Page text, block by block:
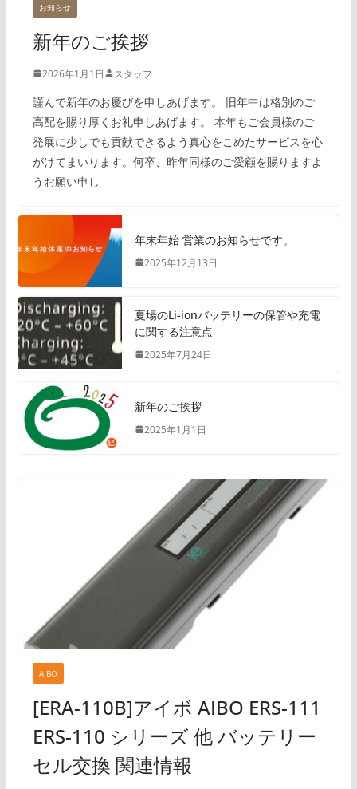
お知らせ
新年のご挨拶
2026年1月1日 スタッフ
謹んで新年のお慶びを申しあげます。 旧年中は格別のご
高配を賜り厚くお礼申しあげます。 本年もご会員様のご
発展に少しでも貢献できるよう真心をこめたサービスを心
がけてまいります。何卒、昨年同様のご愛顧を賜りますよ
うお願い申し
年末年始 営業のお知らせです。
2025年12月13日
夏場のLi-ionバッテリーの保管や充電
に関する注意点
2025年7月24日
新年のご挨拶
2025年1月1日
AIBO
[ERA-110B]アイボ AIBO ERS-111
ERS-110 シリーズ 他 バッテリー
セル交換 関連情報